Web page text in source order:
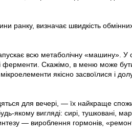
ранку, визначає швидкість
всю метаболічну «машину». У
ферменти. Скажімо, в меню може
якісно засвоїлися і
для вечері, — їх найкраще
якому вигляді: сирі, тушковані,
— вироблення гормонів,